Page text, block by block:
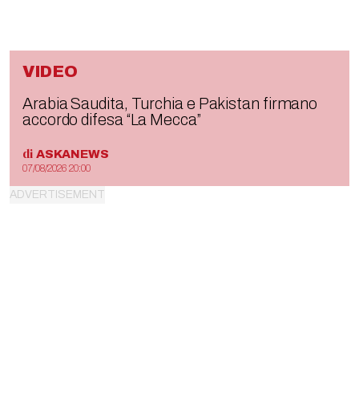
VIDEO
Arabia Saudita, Turchia e Pakistan firmano
accordo difesa “La Mecca”
di ASKANEWS
07/08/2026 20:00